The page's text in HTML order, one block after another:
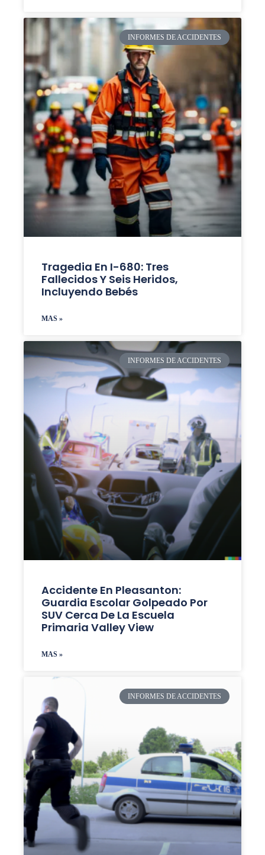
INFORMES DE ACCIDENTES
Tragedia En I-680: Tres
Fallecidos Y Seis Heridos,
Incluyendo Bebés
MAS »
INFORMES DE ACCIDENTES
Accidente En Pleasanton:
Guardia Escolar Golpeado Por
SUV Cerca De La Escuela
Primaria Valley View
MAS »
INFORMES DE ACCIDENTES